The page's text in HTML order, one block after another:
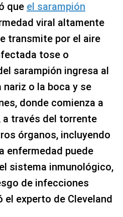
que el sarampión
viral altamente
transmite por el aire
tose o
sarampión ingresa al
o la boca y se
donde comienza a
a través del torrente
órganos, incluyendo
enfermedad puede
sistema inmunológico,
de infecciones
el experto de Cleveland